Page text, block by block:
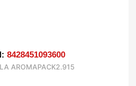
8428451093600
AROMAPACK2.915